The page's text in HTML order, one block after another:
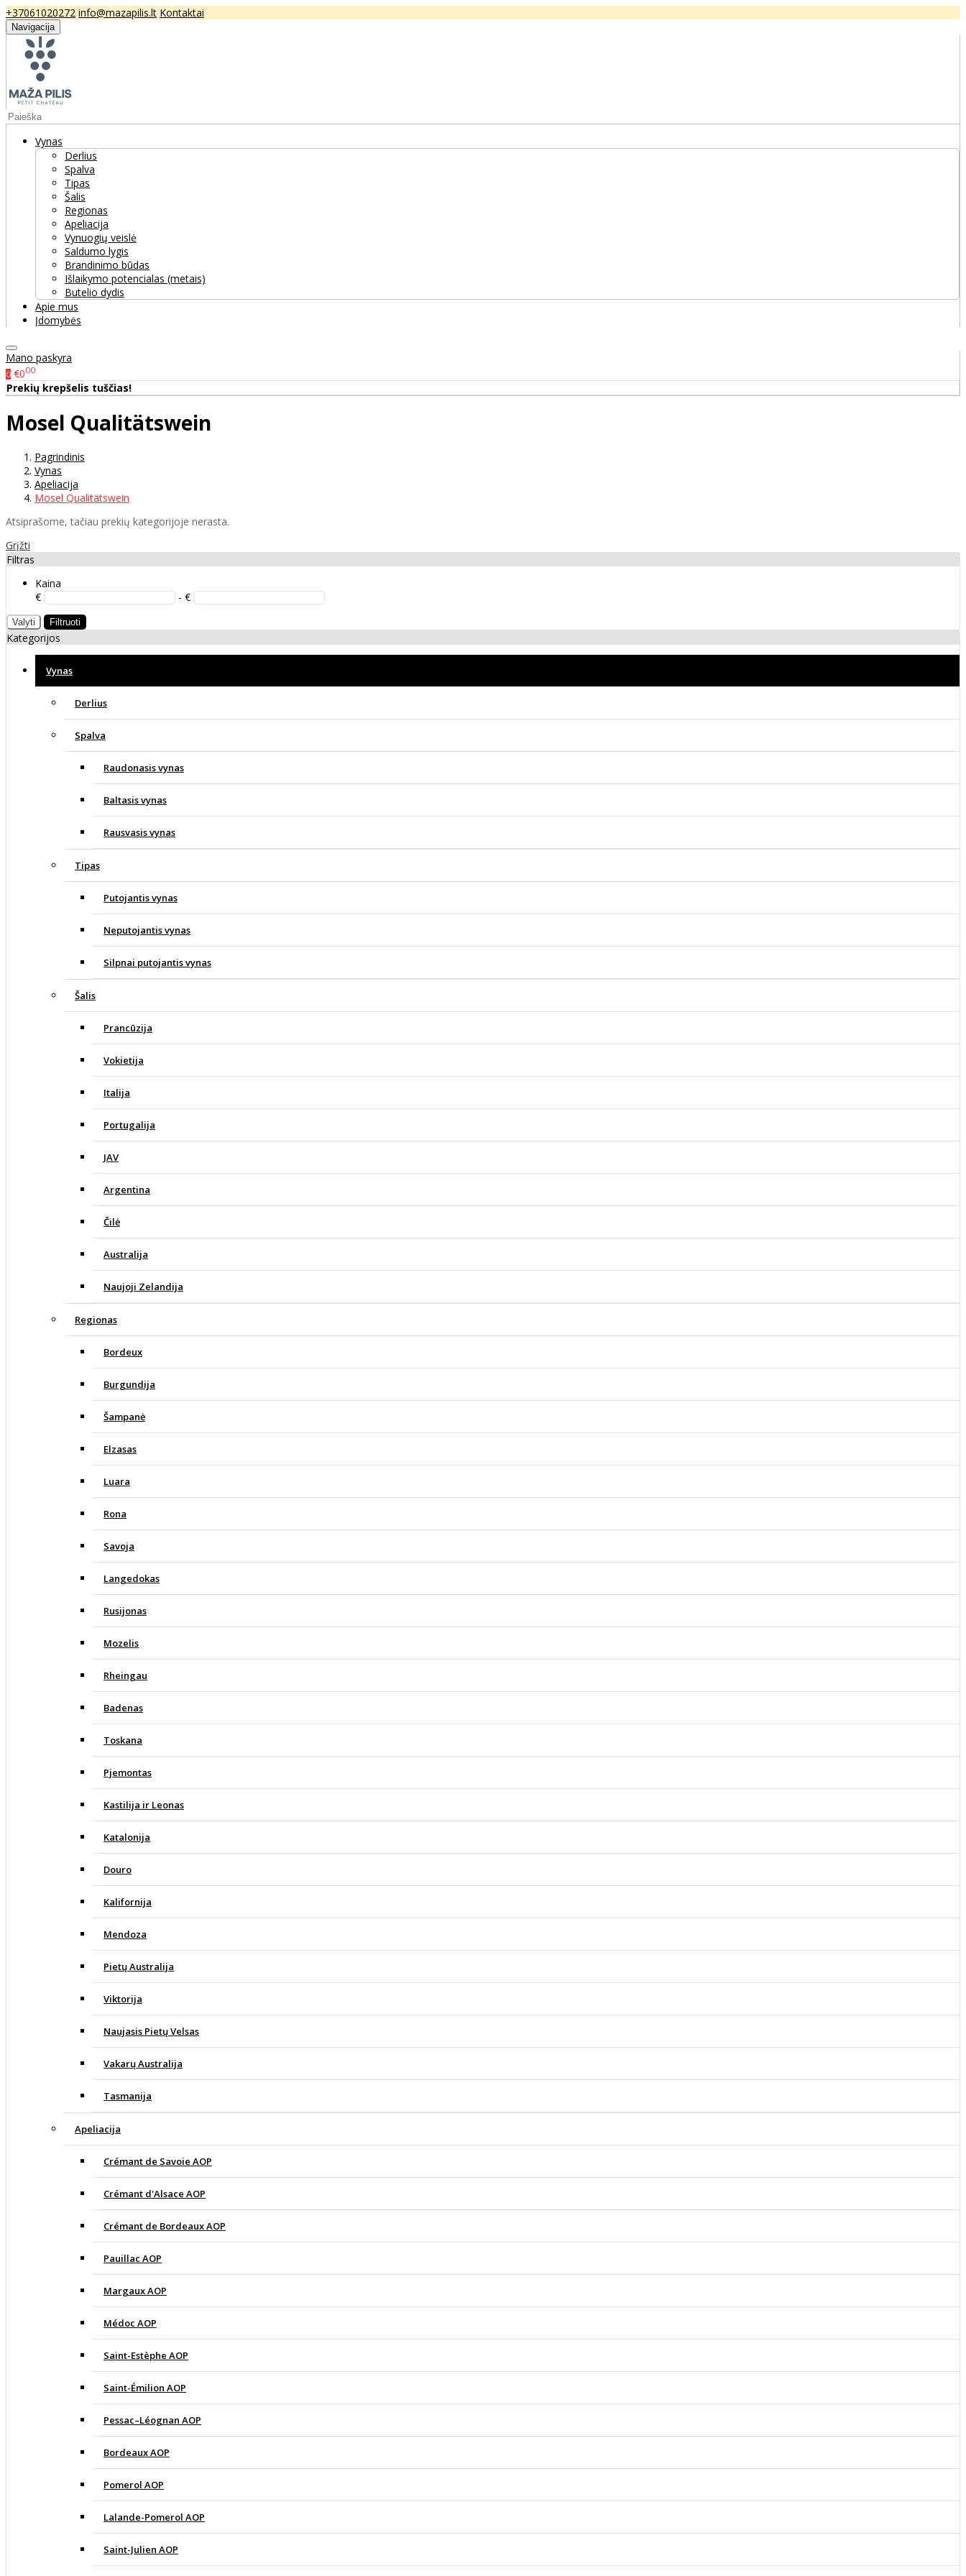
+37061020272 info@mazapilis.lt Kontaktai
Navigacija
Vynas
Derlius
Spalva
Tipas
Šalis
Regionas
Apeliacija
Vynuogių veislė
Saldumo lygis
Brandinimo būdas
Išlaikymo potencialas (metais)
Butelio dydis
Apie mus
Įdomybės
Mano paskyra
0 €000
Prekių krepšelis tuščias!
Mosel Qualitätswein
Pagrindinis
Vynas
Apeliacija
Mosel Qualitätswein
Atsiprašome, tačiau prekių kategorijoje nerasta.
Grįžti
Filtras
Kaina
€
- €
Valyti Filtruoti
Kategorijos
Vynas
Derlius
Spalva
Raudonasis vynas
Baltasis vynas
Rausvasis vynas
Tipas
Putojantis vynas
Neputojantis vynas
Silpnai putojantis vynas
Šalis
Prancūzija
Vokietija
Italija
Portugalija
JAV
Argentina
Čilė
Australija
Naujoji Zelandija
Regionas
Bordeux
Burgundija
Šampanė
Elzasas
Luara
Rona
Savoja
Langedokas
Rusijonas
Mozelis
Rheingau
Badenas
Toskana
Pjemontas
Kastilija ir Leonas
Katalonija
Douro
Kalifornija
Mendoza
Pietų Australija
Viktorija
Naujasis Pietų Velsas
Vakarų Australija
Tasmanija
Apeliacija
Crémant de Savoie AOP
Crémant d'Alsace AOP
Crémant de Bordeaux AOP
Pauillac AOP
Margaux AOP
Médoc AOP
Saint-Estèphe AOP
Saint-Émilion AOP
Pessac–Léognan AOP
Bordeaux AOP
Pomerol AOP
Lalande-Pomerol AOP
Saint-Julien AOP